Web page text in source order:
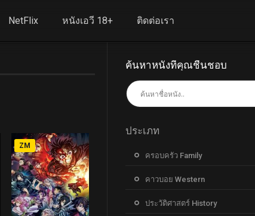
NetFlix หนังเอวี 18+ ติดต่อเรา
ZM
ค้นหาหนังที่คุณชื่นชอบ
ประเภท
ครอบครัว Family
คาวบอย Western
ประวัติศาสตร์ History